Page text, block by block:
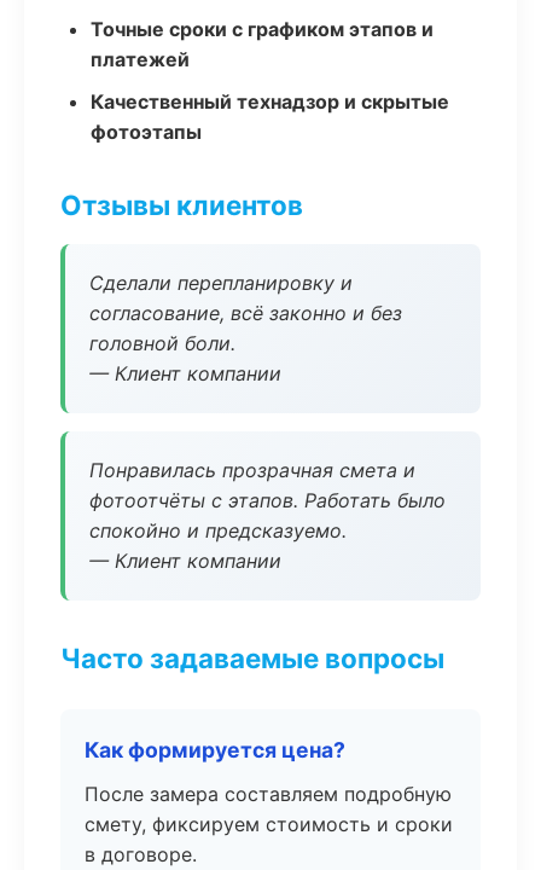
Точные сроки с графиком этапов и
платежей
Качественный технадзор и скрытые
фотоэтапы
Отзывы клиентов
Сделали перепланировку и
согласование, всё законно и без
головной боли.
— Клиент компании
Понравилась прозрачная смета и
фотоотчёты с этапов. Работать было
спокойно и предсказуемо.
— Клиент компании
Часто задаваемые вопросы
Как формируется цена?
После замера составляем подробную
смету, фиксируем стоимость и сроки
в договоре.